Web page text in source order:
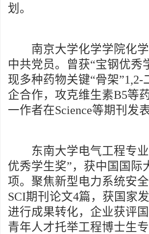
划。
南京大学化学学院化学
中共党员。曾获“宝钢优秀
现多种药物关键“骨架
企合作，攻克维生素B5等
一作者在Science等期刊发
东南大学电气工程专业
优秀学生奖”，获中国国际
项。聚焦新型电力系统安
SCI期刊论文4篇，获国家
进行成果转化，企业获评
青年人才托举工程博士生专